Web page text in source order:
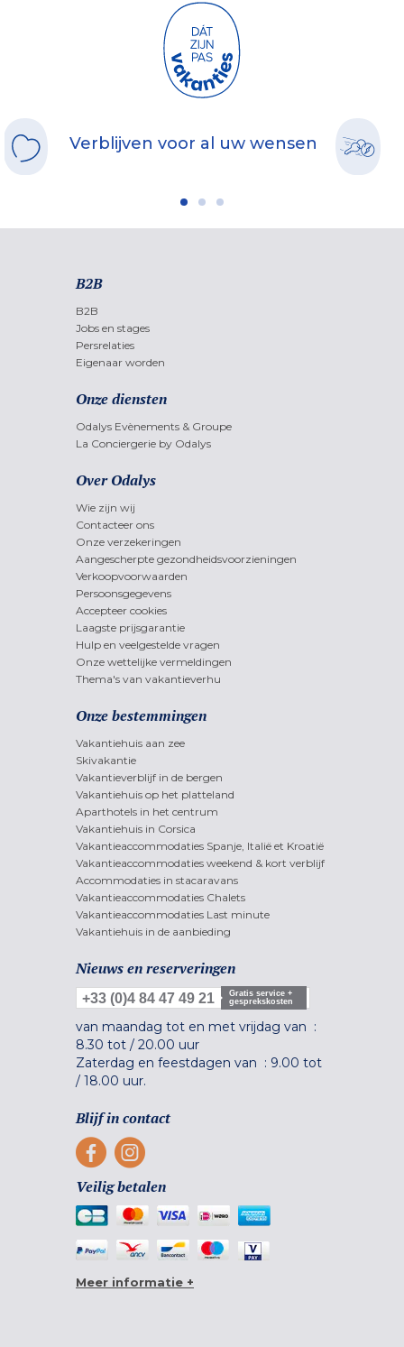
Verblijven voor al uw wensen
B2B
B2B
Jobs en stages
Persrelaties
Eigenaar worden
Onze diensten
Odalys Evènements & Groupe
La Conciergerie by Odalys
Over Odalys
Wie zijn wij
Contacteer ons
Onze verzekeringen
Aangescherpte gezondheidsvoorzieningen
Verkoopvoorwaarden
Persoonsgegevens
Accepteer cookies
Laagste prijsgarantie
Hulp en veelgestelde vragen
Onze wettelijke vermeldingen
Thema's van vakantieverhu
Onze bestemmingen
Vakantiehuis aan zee
Skivakantie
Vakantieverblijf in de bergen
Vakantiehuis op het platteland
Aparthotels in het centrum
Vakantiehuis in Corsica
Vakantieaccommodaties Spanje, Italië et Kroatië
Vakantieaccommodaties weekend & kort verblijf
Accommodaties in stacaravans
Vakantieaccommodaties Chalets
Vakantieaccommodaties Last minute
Vakantiehuis in de aanbieding
Nieuws en reserveringen
+33 (0)4 84 47 49 21
Gratis service +
gesprekskosten
van maandag tot en met vrijdag van :
8.30 tot / 20.00 uur
Zaterdag en feestdagen van : 9.00 tot
/ 18.00 uur.
Blijf in contact
Veilig betalen
Meer informatie +